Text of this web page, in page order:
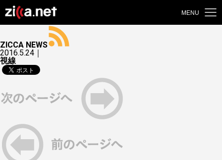
MENU
ZICCA NEWS
2016.5.24｜
視線